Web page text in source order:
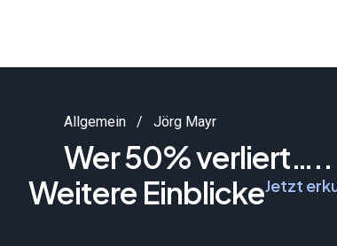
Weitere EinblickeJetzt
Allgemein Jörg Mayr
Wer 50% verliert…..